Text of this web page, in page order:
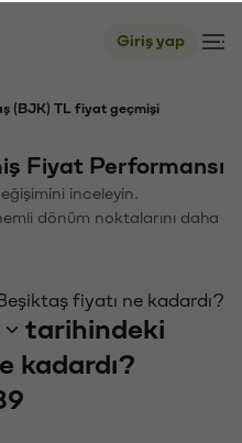
Giriş yap
(BJK) TL fiyat geçmişi
Fiyat Performansı
inceleyin.
dönüm noktalarını daha
fiyatı ne kadardı?
tarihindeki
kadardı?